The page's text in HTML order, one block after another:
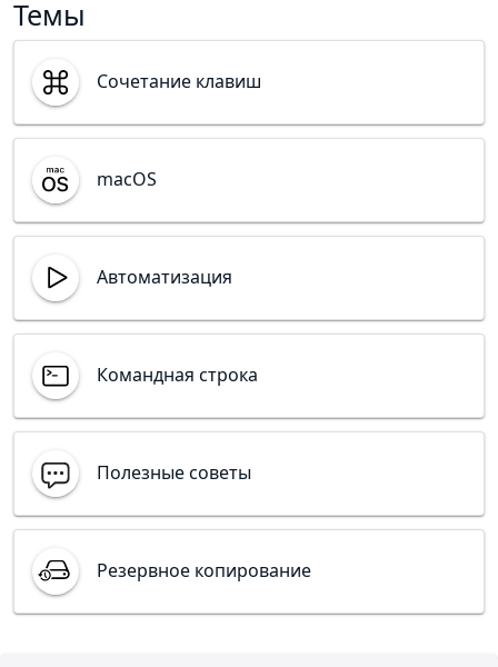
Темы
Cочетание клавиш
macOS
Автоматизация
Командная строка
Полезные советы
Резервное копирование